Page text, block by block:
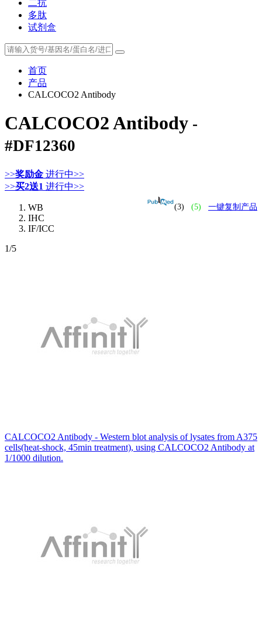
二抗
多肽
试剂盒
首页
产品
CALCOCO2 Antibody
CALCOCO2 Antibody -
#DF12360
>>奖励金 进行中>>
>>买2送1 进行中>>
(3) (5) 一键复制产品
WB
IHC
IF/ICC
1/5
CALCOCO2 Antibody - Western blot analysis of lysates from A375
cells(heat-shock, 45min treatment), using CALCOCO2 Antibody at
1/1000 dilution.